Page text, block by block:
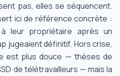
pas, elles se séquencent.
ici de référence concrète :
leur propriétaire après un
jugeaient définitif. Hors crise,
est plus douce — thèses de
de télétravailleurs — mais la